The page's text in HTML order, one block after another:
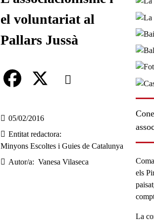
el voluntariat al
Pallars Jussà
Comparteix
a
c
Compartir en altres xarxes
05/02/2016
Entitat redactora
Minyons Escoltes i Guies de Catalunya
Autor/a
Vanesa Vilaseca
els
La